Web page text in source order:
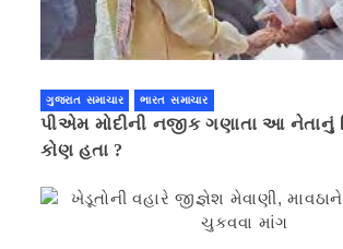
ગુજરાત સમાચાર ભારત સમાચાર
પીએમ મોદીની નજીક ગણાતા આ નેતાનું
કોણ હતા ?